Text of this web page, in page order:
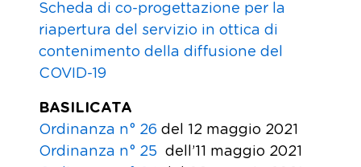
Scheda di co-progettazione per la
riapertura del servizio in ottica di
contenimento della diffusione del
COVID-19
BASILICATA
Ordinanza n° 26 del 12 maggio 2021
Ordinanza n° 25
dell’11 maggio 2021